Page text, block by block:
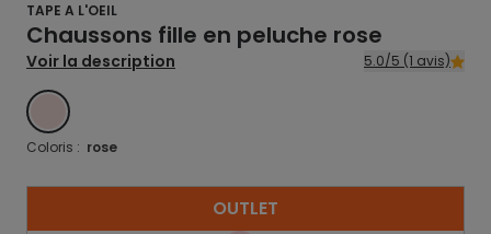
TAPE A L'OEIL
Chaussons fille en peluche rose
Voir la description 5.0/5 (1 avis)
ROSE
Coloris : rose
OUTLET